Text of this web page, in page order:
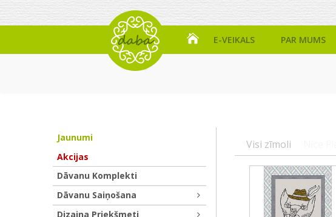
E-VEIKALS PAR MUMS
Visi zīmoli
Jaunumi
Akcijas
Dāvanu Komplekti
Dāvanu Saiņošana
Dizaina Priekšmeti